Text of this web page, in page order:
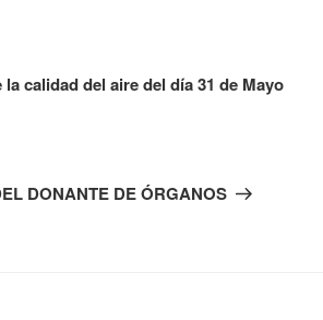
calidad del aire del día 31 de Mayo
DONANTE DE ÓRGANOS